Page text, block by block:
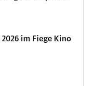
im Fiege Kino